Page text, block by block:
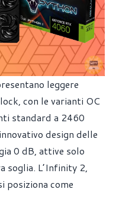
leggere
con le varianti OC
standard a 2460
design delle
0 dB, attive solo
soglia. L’Infinity 2,
posiziona come